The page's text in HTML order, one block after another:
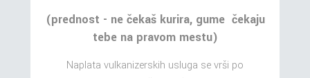
(prednost - ne čekaš kurira, gume čekaju
tebe na pravom mestu)
Naplata vulkanizerskih usluga se vrši po